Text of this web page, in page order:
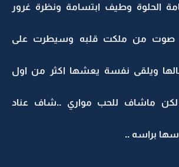
الحلوة وطيف ابتسامة ونظرة غرور
صوت من ملكت قلبه وسيطرت على
ويلقى نفسة يعشها اكثر من اول
لكن ماشاف للحب مواري ..شاف عناد
براسه ..